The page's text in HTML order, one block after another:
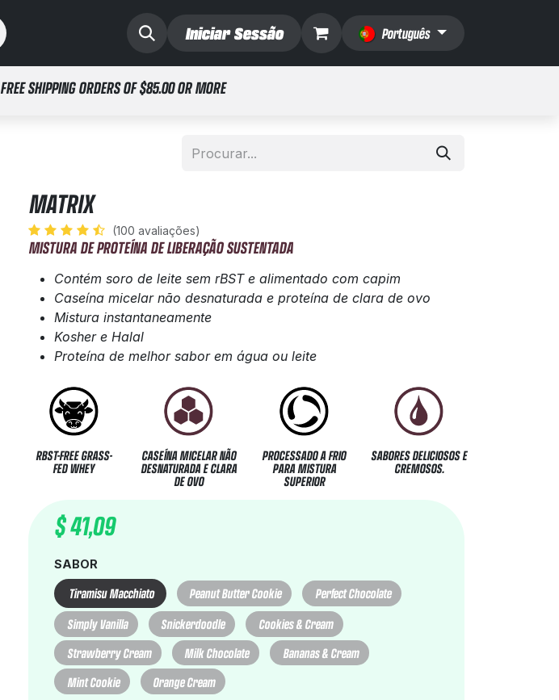
Iniciar Sessão Português
FREE SHIPPING ORDERS OF $85.00 OR MORE
MATRIX
(100 avaliações)
MISTURA DE PROTEÍNA DE LIBERAÇÃO SUSTENTADA
Contém soro de leite sem rBST e alimentado com capim
Caseína micelar não desnaturada e proteína de clara de ovo
Mistura instantaneamente
Kosher e Halal
Proteína de melhor sabor em água ou leite
RBST-FREE GRASS-
FED WHEY
CASEÍNA MICELAR NÃO
DESNATURADA E CLARA
DE OVO
PROCESSADO A FRIO
PARA MISTURA
SUPERIOR
SABORES DELICIOSOS E
CREMOSOS.
$41,09
SABOR
Tiramisu Macchiato Peanut Butter Cookie
Perfect Chocolate
Simply Vanilla
Snickerdoodle
Cookies & Cream
Strawberry Cream
Milk Chocolate
Bananas & Cream
Mint Cookie
Orange Cream